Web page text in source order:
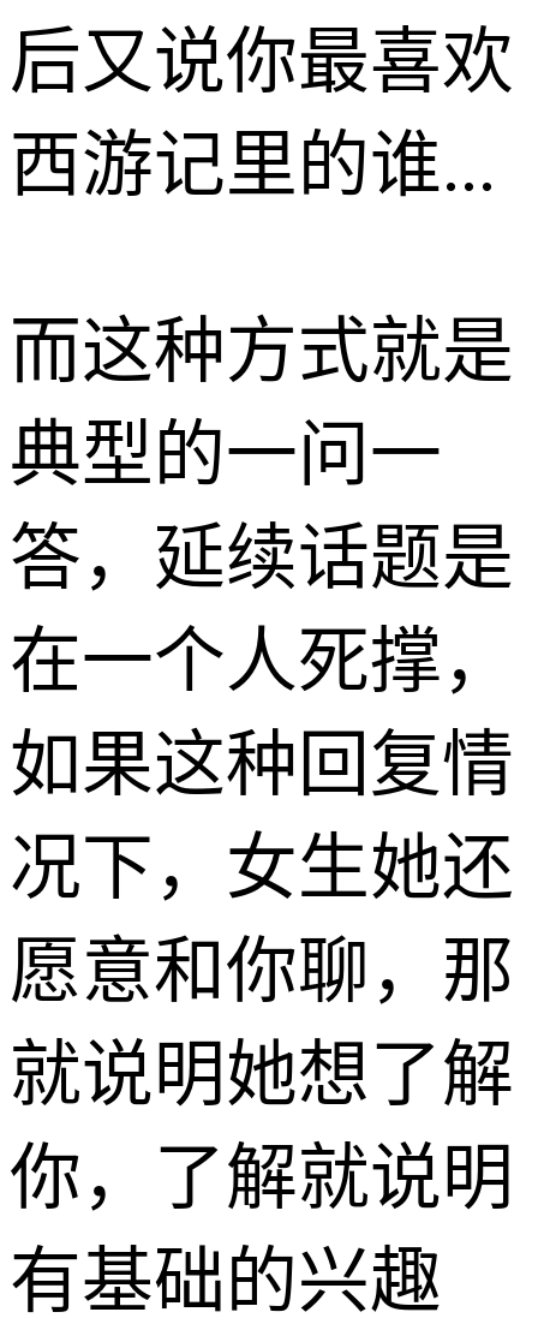
后又说你最喜欢
西游记里的谁...
而这种方式就是
典型的一问一
答，延续话题是
在一个人死撑，
如果这种回复情
况下，女生她还
愿意和你聊，那
就说明她想了解
你，了解就说明
有基础的兴趣